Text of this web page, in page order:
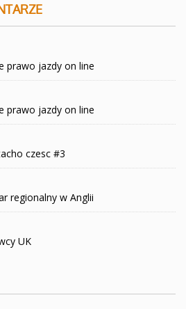
prawo jazdy on line
prawo jazdy on line
czesc #3
regionalny w Anglii
UK